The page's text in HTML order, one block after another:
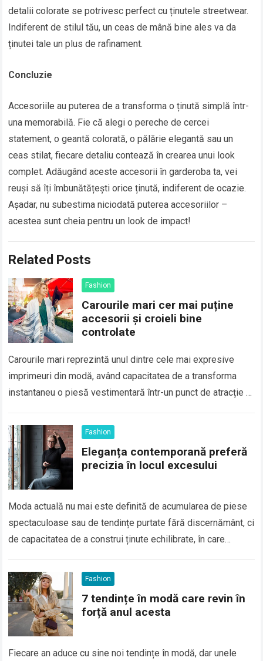
detalii colorate se potrivesc perfect cu ținutele streetwear.
Indiferent de stilul tău, un ceas de mână bine ales va da
ținutei tale un plus de rafinament.
Concluzie
Accesoriile au puterea de a transforma o ținută simplă într-
una memorabilă. Fie că alegi o pereche de cercei
statement, o geantă colorată, o pălărie elegantă sau un
ceas stilat, fiecare detaliu contează în crearea unui look
complet. Adăugând aceste accesorii în garderoba ta, vei
reuși să îți îmbunătățești orice ținută, indiferent de ocazie.
Așadar, nu subestima niciodată puterea accesoriilor –
acestea sunt cheia pentru un look de impact!
Related Posts
Fashion
Carourile mari cer mai puține
accesorii și croieli bine
controlate
Carourile mari reprezintă unul dintre cele mai expresive
imprimeuri din modă, având capacitatea de a transforma
instantaneu o piesă vestimentară într-un punct de atracție al
Fashion
Eleganța contemporană preferă
precizia în locul excesului
Moda actuală nu mai este definită de acumularea de piese
spectaculoase sau de tendințe purtate fără discernământ, ci
de capacitatea de a construi ținute echilibrate, în care
Fashion
7 tendințe în modă care revin în
forță anul acesta
Fiecare an aduce cu sine noi tendințe în modă, dar unele